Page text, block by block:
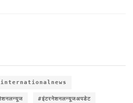
#इंटरनेशनलन्यूजअपडेट